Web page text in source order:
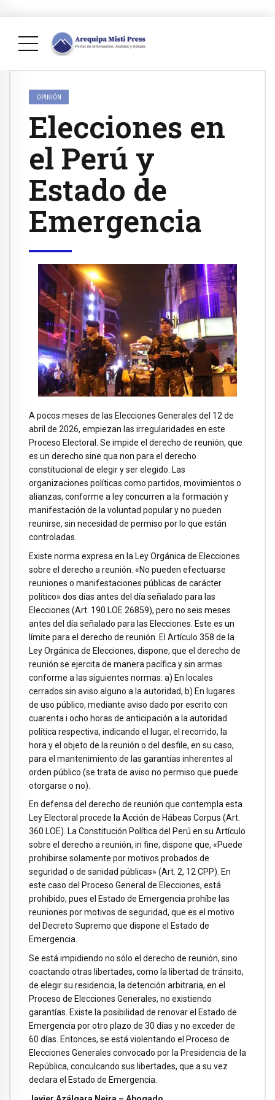
OPINIÓN
Elecciones en
el Perú y
Estado de
Emergencia
A pocos meses de las Elecciones Generales del 12 de
abril de 2026, empiezan las irregularidades en este
Proceso Electoral. Se impide el derecho de reunión, que
es un derecho sine qua non para el derecho
constitucional de elegir y ser elegido. Las
organizaciones políticas como partidos, movimientos o
alianzas, conforme a ley concurren a la formación y
manifestación de la voluntad popular y no pueden
reunirse, sin necesidad de permiso por lo que están
controladas.
Existe norma expresa en la Ley Orgánica de Elecciones
sobre el derecho a reunión. «No pueden efectuarse
reuniones o manifestaciones públicas de carácter
político» dos días antes del día señalado para las
Elecciones (Art. 190 LOE 26859), pero no seis meses
antes del día señalado para las Elecciones. Este es un
límite para el derecho de reunión. El Artículo 358 de la
Ley Orgánica de Elecciones, dispone, que el derecho de
reunión se ejercita de manera pacífica y sin armas
conforme a las siguientes normas: a) En locales
cerrados sin aviso alguno a la autoridad, b) En lugares
de uso público, mediante aviso dado por escrito con
cuarenta i ocho horas de anticipación a la autoridad
política respectiva, indicando el lugar, el recorrido, la
hora y el objeto de la reunión o del desfile, en su caso,
para el mantenimiento de las garantías inherentes al
orden público (se trata de aviso no permiso que puede
otorgarse o no).
En defensa del derecho de reunión que contempla esta
Ley Electoral procede la Acción de Hábeas Corpus (Art.
360 LOE). La Constitución Política del Perú en su Artículo
sobre el derecho a reunión, in fine, dispone que, «Puede
prohibirse solamente por motivos probados de
seguridad o de sanidad públicas» (Art. 2, 12 CPP). En
este caso del Proceso General de Elecciones, está
prohibido, pues el Estado de Emergencia prohíbe las
reuniones por motivos de seguridad, que es el motivo
del Decreto Supremo que dispone el Estado de
Emergencia.
Se está impidiendo no sólo el derecho de reunión, sino
coactando otras libertades, como la libertad de tránsito,
de elegir su residencia, la detención arbitraria, en el
Proceso de Elecciones Generales, no existiendo
garantías. Existe la posibilidad de renovar el Estado de
Emergencia por otro plazo de 30 días y no exceder de
60 días. Entonces, se está violentando el Proceso de
Elecciones Generales convocado por la Presidencia de la
República, conculcando sus libertades, que a su vez
declara el Estado de Emergencia.